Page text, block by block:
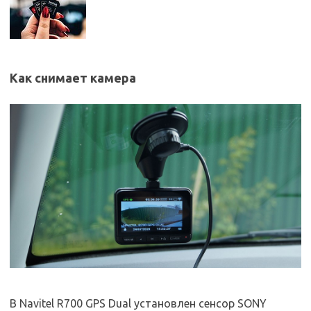
Как снимает камера
В Navitel R700 GPS Dual установлен сенсор SONY